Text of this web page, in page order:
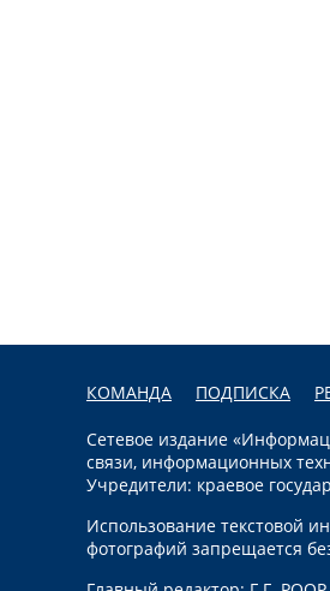
КОМАНДА ПОДПИСКА
Сетевое издание
связи, информационных
Учредители: краевое
Использование текстовой
фотографий запрещается